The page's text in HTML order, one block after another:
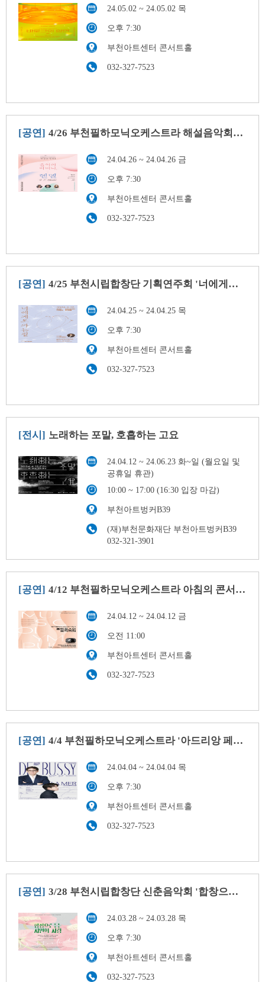
24.05.02 ~ 24.05.02 목
오후 7:30
부천아트센터 콘서트홀
032-327-7523
[공연] 4/26 부천필하모닉오케스트라 해설음악회Ⅱ:음악의 어머니, 헨델
24.04.26 ~ 24.04.26 금
오후 7:30
부천아트센터 콘서트홀
032-327-7523
[공연] 4/25 부천시립합창단 기획연주회 '너에게로 가는 길'
24.04.25 ~ 24.04.25 목
오후 7:30
부천아트센터 콘서트홀
032-327-7523
[전시] 노래하는 포말, 호흡하는 고요
24.04.12 ~ 24.06.23 화~일 (월요일 및
공휴일 휴관)
10:00 ~ 17:00 (16:30 입장 마감)
부천아트벙커B39
(재)부천문화재단 부천아트벙커B39
032-321-3901
[공연] 4/12 부천필하모닉오케스트라 아침의 콘서트: 올림포스의 음악축제
24.04.12 ~ 24.04.12 금
오전 11:00
부천아트센터 콘서트홀
032-327-7523
[공연] 4/4 부천필하모닉오케스트라 '아드리앙 페뤼숑과 드뷔시'
24.04.04 ~ 24.04.04 목
오후 7:30
부천아트센터 콘서트홀
032-327-7523
[공연] 3/28 부천시립합창단 신춘음악회 '합창으로 듣는 시인의 사랑'
24.03.28 ~ 24.03.28 목
오후 7:30
부천아트센터 콘서트홀
032-327-7523